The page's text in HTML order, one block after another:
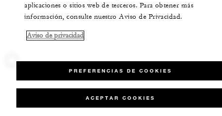
150 MINUTOS, USD 350
aplicaciones o sitios web de terceros. Para obtener más
información, consulte nuestro Aviso de Privacidad.
Aviso de privacidad
PREFERENCIAS DE COOKIES
ACEPTAR COOKIES